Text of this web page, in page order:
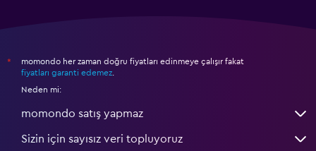
*
momondo her zaman doğru fiyatları edinmeye çalışır fakat
fiyatları garanti edemez
Neden mi:
momondo satış yapmaz
Sizin için sayısız veri topluyoruz